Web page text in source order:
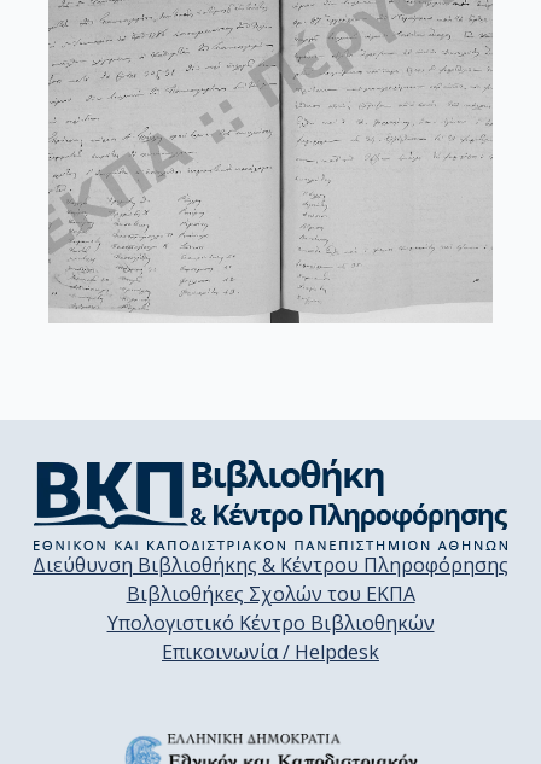
Διεύθυνση Βιβλιοθήκης & Κέντρου Πληροφόρησης
Βιβλιοθήκες Σχολών του ΕΚΠΑ
Υπολογιστικό Κέντρο Βιβλιοθηκών
Επικοινωνία / Helpdesk